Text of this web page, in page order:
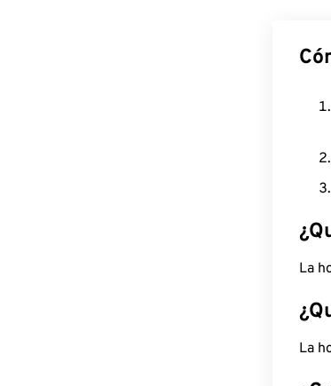
La
La